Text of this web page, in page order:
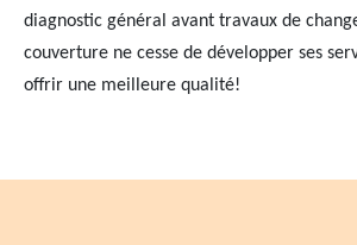
diagnostic général avant travaux de
couverture ne cesse de développer ses
offrir une meilleure qualité!